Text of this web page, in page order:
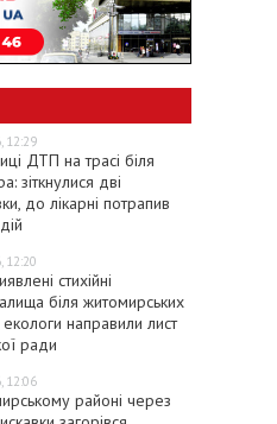
12:29
ДТП на трасі біля
зіткнулися дві
до лікарні потрапив
12:20
стихійні
біля житомирських
екологи направили лист
ради
12:06
районі через